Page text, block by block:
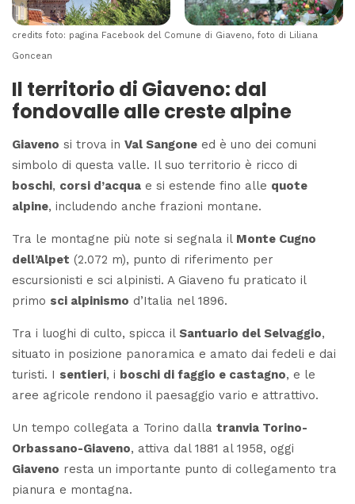
credits foto: pagina Facebook del Comune di Giaveno, foto di Liliana
Goncean
Il territorio di Giaveno: dal
fondovalle alle creste alpine
Giaveno si trova in Val Sangone ed è uno dei comuni
simbolo di questa valle. Il suo territorio è ricco di
boschi, corsi d’acqua e si estende fino alle quote
alpine, includendo anche frazioni montane.
Tra le montagne più note si segnala il Monte Cugno
dell’Alpet (2.072 m), punto di riferimento per
escursionisti e sci alpinisti. A Giaveno fu praticato il
primo sci alpinismo d’Italia nel 1896.
Tra i luoghi di culto, spicca il Santuario del Selvaggio,
situato in posizione panoramica e amato dai fedeli e dai
turisti. I sentieri, i boschi di faggio e castagno, e le
aree agricole rendono il paesaggio vario e attrattivo.
Un tempo collegata a Torino dalla tranvia Torino-
Orbassano-Giaveno, attiva dal 1881 al 1958, oggi
Giaveno resta un importante punto di collegamento tra
pianura e montagna.